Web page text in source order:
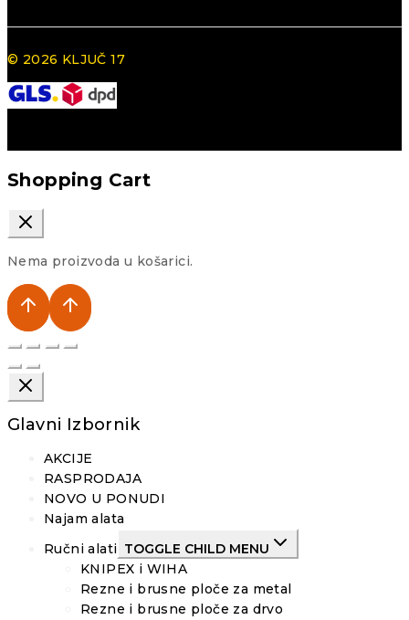
© 2026 KLJUČ 17
Shopping Cart
Nema proizvoda u košarici.
Glavni Izbornik
AKCIJE
RASPRODAJA
NOVO U PONUDI
Najam alata
Ručni alati TOGGLE CHILD MENU
KNIPEX i WIHA
Rezne i brusne ploče za metal
Rezne i brusne ploče za drvo